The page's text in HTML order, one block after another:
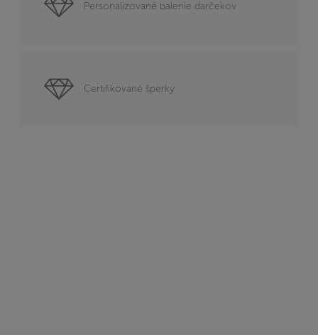
Personalizované balenie darčekov
Certifikované šperky